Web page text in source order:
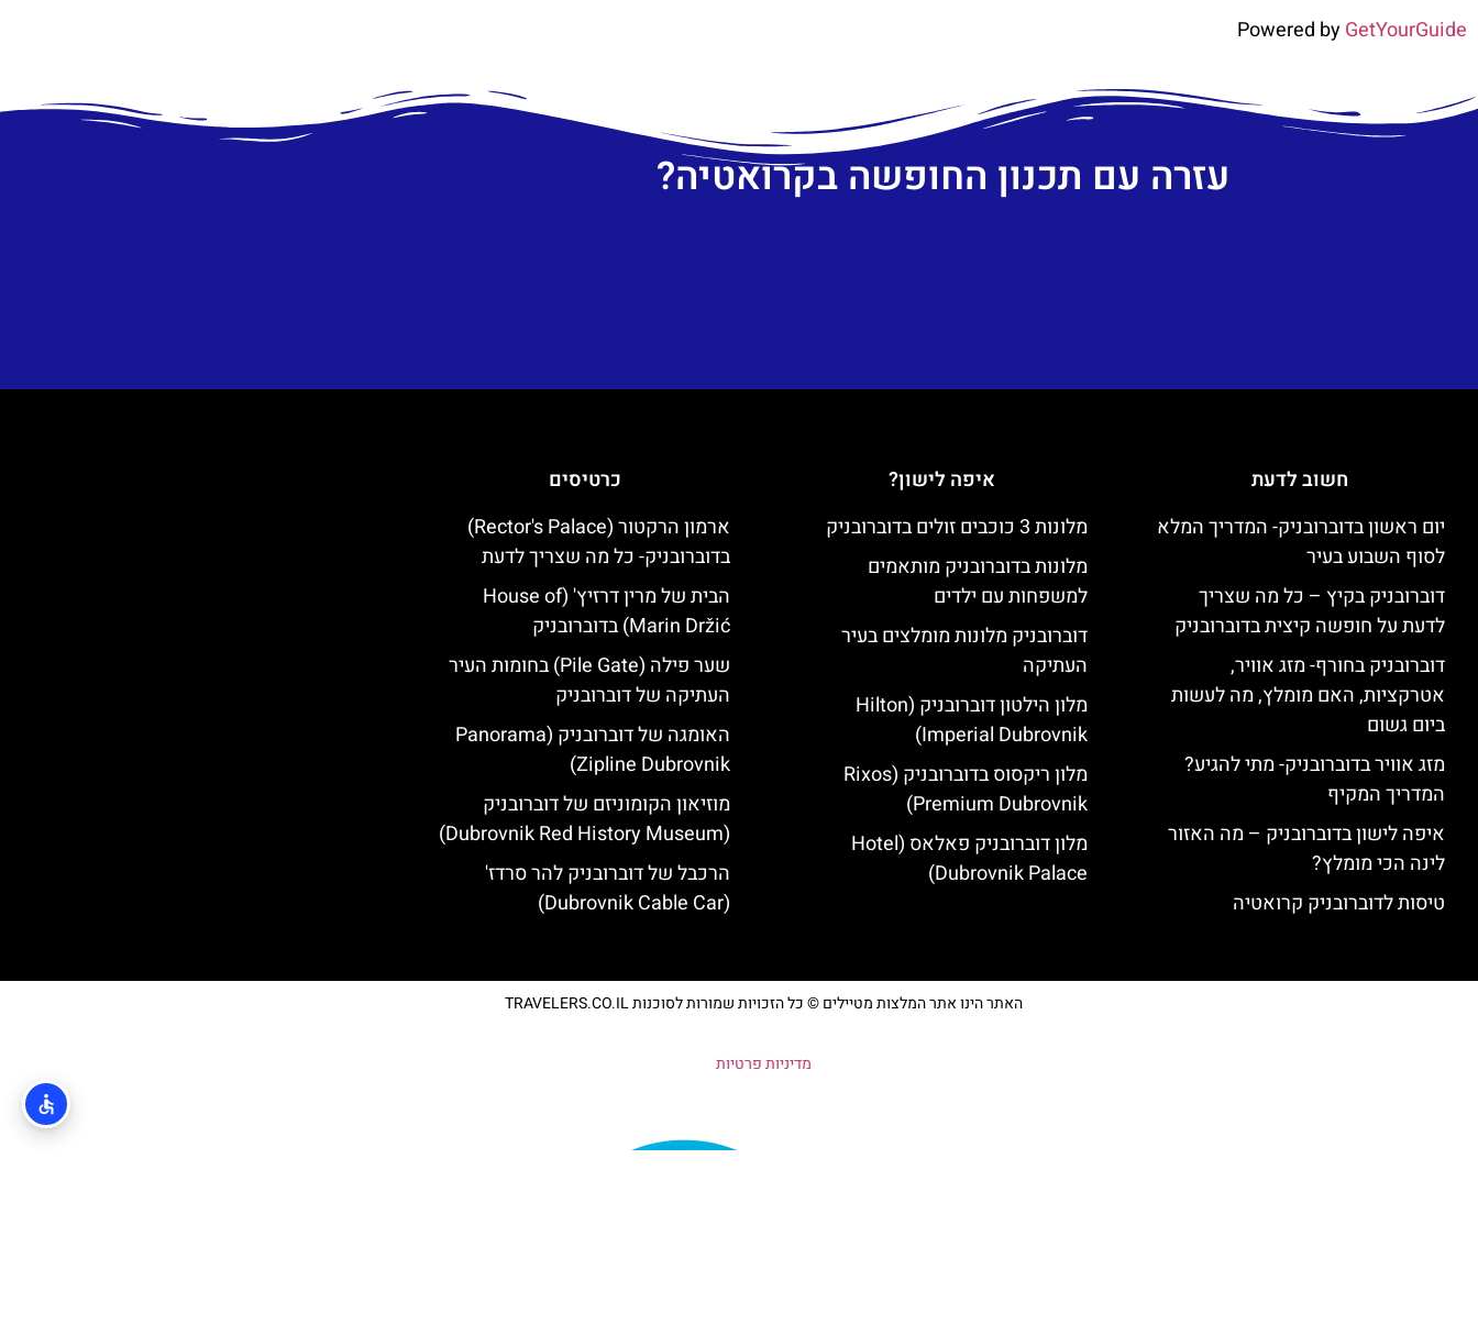
Powered byGetYourGuide
עזרה עם תכנון החופשה בקרואטיה?
חשוב לדעת
יום ראשון בדוברובניק- המדריך המלא
לסוף השבוע בעיר
דוברובניק בקיץ – כל מה שצריך
לדעת על חופשה קיצית בדוברובניק
דוברובניק בחורף- מזג אוויר,
אטרקציות, האם מומלץ, מה לעשות
ביום גשום
מזג אוויר בדוברובניק- מתי להגיע?
המדריך המקיף
איפה לישון בדוברובניק – מה האזור
לינה הכי מומלץ?
טיסות לדוברובניק קרואטיה
איפה לישון?
מלונות 3 כוכבים זולים בדוברובניק
מלונות בדוברובניק מותאמים
למשפחות עם ילדים
דוברובניק מלונות מומלצים בעיר
העתיקה
מלון הילטון דוברובניק (Hilton
Imperial Dubrovnik)
מלון ריקסוס בדוברובניק (Rixos
Premium Dubrovnik)
מלון דוברובניק פאלאס (Hotel
Dubrovnik Palace)
כרטיסים
ארמון הרקטור (Rector's Palace)
בדוברובניק- כל מה שצריך לדעת
הבית של מרין דרזיץ' (House of
Marin Držić) בדוברובניק
שער פילה (Pile Gate) בחומות העיר
העתיקה של דוברובניק
האומגה של דוברובניק (Panorama
Zipline Dubrovnik)
מוזיאון הקומוניזם של דוברובניק
(Dubrovnik Red History Museum)
הרכבל של דוברובניק להר סרדז'
(Dubrovnik Cable Car)
האתר הינו אתר המלצות מטיילים © כל הזכויות שמורות לסוכנות TRAVELERS.CO.IL
מדיניות פרטיות